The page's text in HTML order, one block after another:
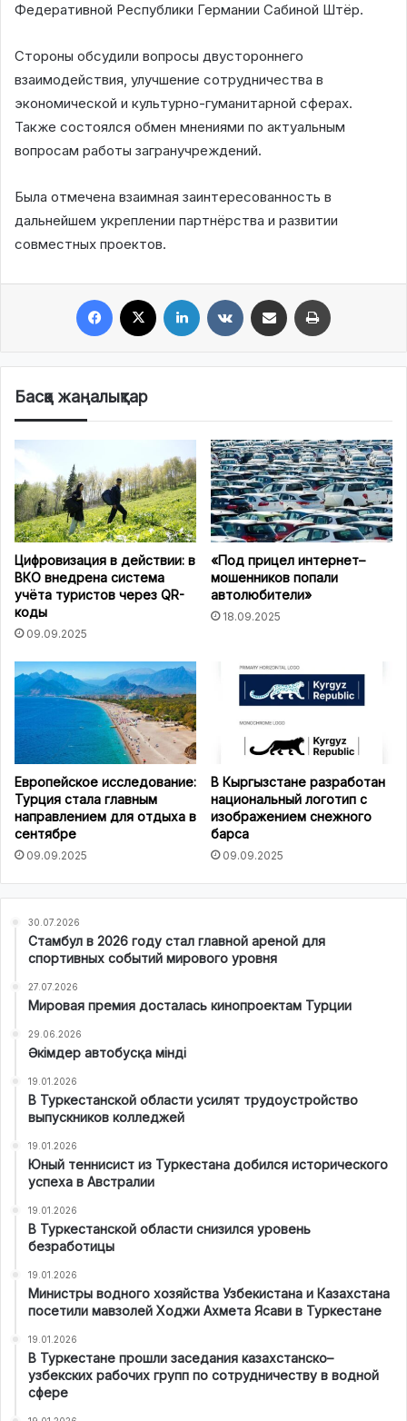
Федеративной Республики Германии Сабиной Штёр.
Стороны обсудили вопросы двустороннего
взаимодействия, улучшение сотрудничества в
экономической и культурно-гуманитарной сферах.
Также состоялся обмен мнениями по актуальным
вопросам работы загранучреждений.
Была отмечена взаимная заинтересованность в
дальнейшем укреплении партнёрства и развитии
совместных проектов.
Басқа жаңалықтар
Цифровизация в действии: в
ВКО внедрена система
учёта туристов через QR-
коды
09.09.2025
«Под прицел интернет–
мошенников попали
автолюбители»
18.09.2025
Европейское исследование:
Турция стала главным
направлением для отдыха в
сентябре
09.09.2025
В Кыргызстане разработан
национальный логотип с
изображением снежного
барса
09.09.2025
30.07.2026
Стамбул в 2026 году стал главной ареной для
спортивных событий мирового уровня
27.07.2026
Мировая премия досталась кинопроектам Турции
29.06.2026
Әкімдер автобусқа мінді
19.01.2026
В Туркестанской области усилят трудоустройство
выпускников колледжей
19.01.2026
Юный теннисист из Туркестана добился исторического
успеха в Австралии
19.01.2026
В Туркестанской области снизился уровень
безработицы
19.01.2026
Министры водного хозяйства Узбекистана и Казахстана
посетили мавзолей Ходжи Ахмета Ясави в Туркестане
19.01.2026
В Туркестане прошли заседания казахстанско–
узбекских рабочих групп по сотрудничеству в водной
сфере